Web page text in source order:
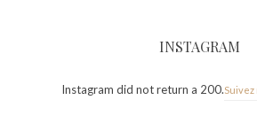
INSTAGRAM
Instagram did not return a 200.Suivez